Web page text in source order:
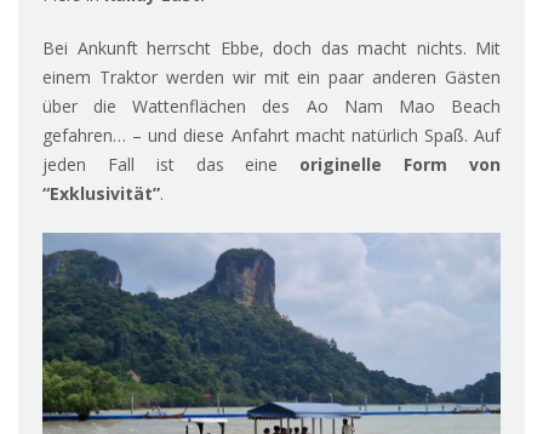
Bei Ankunft herrscht Ebbe, doch das macht nichts. Mit
einem Traktor werden wir mit ein paar anderen Gästen
über die Wattenflächen des Ao Nam Mao Beach
gefahren… – und diese Anfahrt macht natürlich Spaß. Auf
jeden Fall ist das eine originelle Form von
“Exklusivität”.